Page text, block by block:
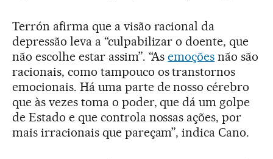
Terrón afirma que a visão racional da
depressão leva a “culpabilizar o doente, que
não escolhe estar assim”. “Asemoções não são
racionais, como tampouco os transtornos
emocionais. Há uma parte de nosso cérebro
que às vezes toma o poder, que dá um golpe
de Estado e que controla nossas ações, por
mais irracionais que pareçam”, indica Cano.